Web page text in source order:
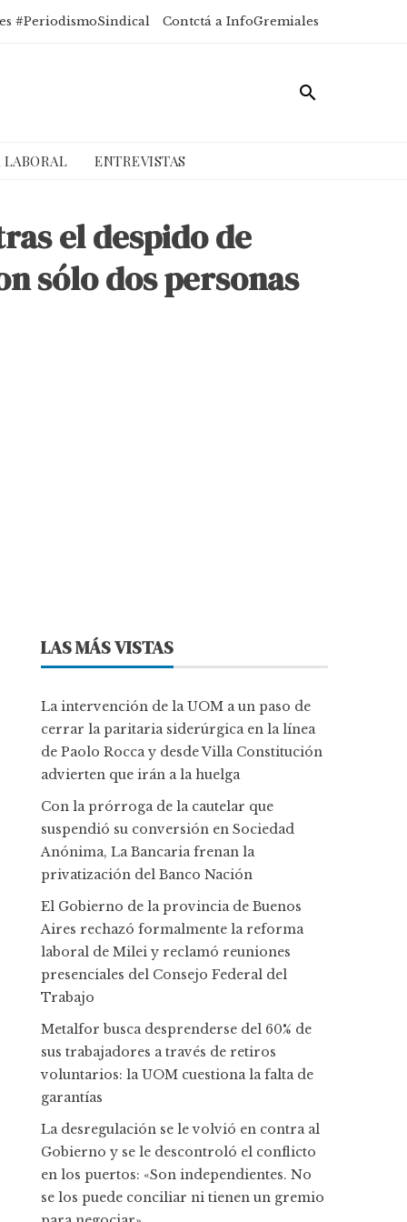
#PeriodismoSindical Contctá a InfoGremiales
LABORAL ENTREVISTAS
el despido de
sólo dos personas
LAS MÁS VISTAS
La intervención de la UOM a un paso de
cerrar la paritaria siderúrgica en la línea
de Paolo Rocca y desde Villa Constitución
advierten que irán a la huelga
Con la prórroga de la cautelar que
suspendió su conversión en Sociedad
Anónima, La Bancaria frenan la
privatización del Banco Nación
El Gobierno de la provincia de Buenos
Aires rechazó formalmente la reforma
laboral de Milei y reclamó reuniones
presenciales del Consejo Federal del
Trabajo
Metalfor busca desprenderse del 60% de
sus trabajadores a través de retiros
voluntarios: la UOM cuestiona la falta de
garantías
La desregulación se le volvió en contra al
Gobierno y se le descontroló el conflicto
en los puertos: «Son independientes. No
se los puede conciliar ni tienen un gremio